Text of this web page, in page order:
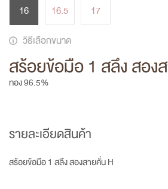
สร้อยข้อมือ 1 สลึง สอง
ทอง 96.5%
16 16.5
17
วิธีเลือกขนาด
รายละเอียดสินค้า
สร้อยข้อมือ 1 สลึง สองสายคั่น H